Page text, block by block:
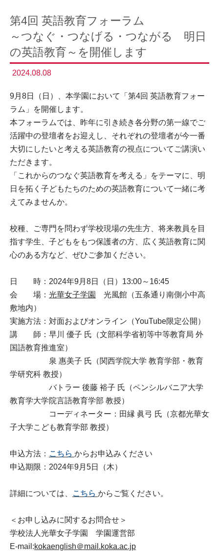
第4回 英語教育フォーラム
～つなぐ・つなげる・つながる 明日
の英語教育～を開催します
2024.08.08
9月8日（日）、本学園において「第4回 英語教育フォー
ラム」を開催します。
本フォーラムでは、昨年に引き続き各分野の第一線でご
活躍中の登壇者をお迎えし、それぞれの登壇者が今一番
大切にしたいと考える英語教育の視点についてご講演い
ただきます。
「これからのつなぐ英語教育を考える」をテーマに、明
日を拓く子どもたちのための英語教育について一緒に考
えてみませんか。
校種、ご専門を問わず学校現場の先生方、将来教員を目
指す学生、子どもをもつ保護者の方、広く英語教育に関
心のある方など、ぜひご参加ください。
日 時：2024年9月8日（日）13:00～16:45
会 場： 光華女子学園
光風館（五条通り南側小中高
敷地内）
実施方法：対面およびオンライン（YouTube限定公開）
講 師：早川 優子 氏（文部科学省初等中等教育局 外
国語教育推進室）
泉 惠美子 氏（関西学院大学 教育学部・教育
学研究科 教授）
バトラー 後藤 裕子 氏（ペンシルバニア大学
教育学大学院言語教育学部 教授）
コーディネーター：田縁 眞弓 氏（京都光華女
子大学こども教育学部 教授）
申込方法： こちら からお申込みください
申込期限：2024年9月5日（木）
詳細については、 こちら からご覧ください。
＜お申し込みに関するお問合せ＞
学校法人光華女子学園 学園運営部
E-mail:kokaenglish＠mail.koka.ac.jp